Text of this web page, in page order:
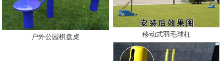
户外公园棋盘桌 移动式羽毛球柱